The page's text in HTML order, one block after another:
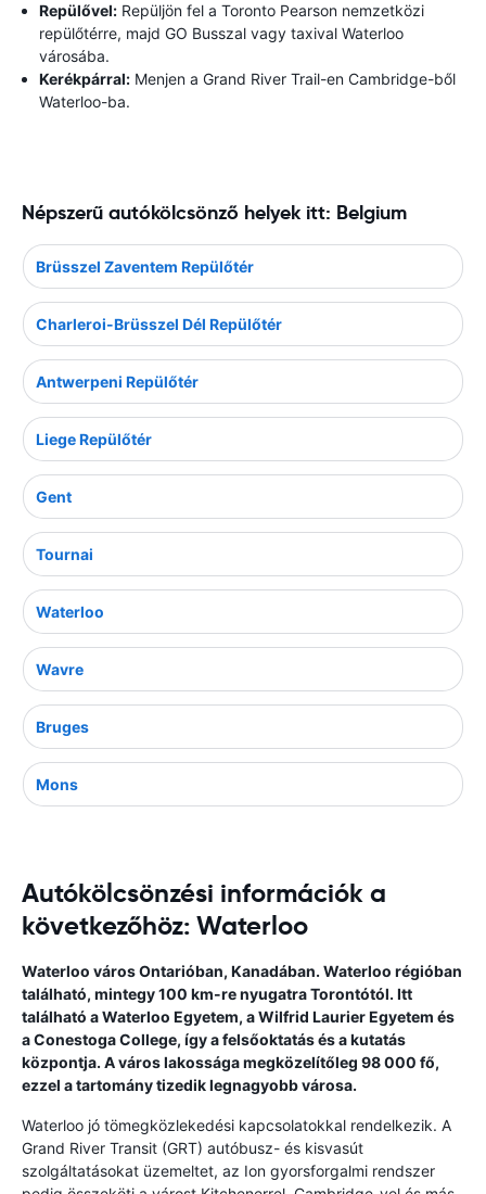
Repülővel: Repüljön fel a Toronto Pearson nemzetközi
repülőtérre, majd GO Busszal vagy taxival Waterloo
városába.
Kerékpárral: Menjen a Grand River Trail-en Cambridge-ből
Waterloo-ba.
Népszerű autókölcsönző helyek itt: Belgium
Brüsszel Zaventem Repülőtér
Charleroi-Brüsszel Dél Repülőtér
Antwerpeni Repülőtér
Liege Repülőtér
Gent
Tournai
Waterloo
Wavre
Bruges
Mons
Autókölcsönzési információk a
következőhöz: Waterloo
Waterloo város Ontarióban, Kanadában. Waterloo régióban
található, mintegy 100 km-re nyugatra Torontótól. Itt
található a Waterloo Egyetem, a Wilfrid Laurier Egyetem és
a Conestoga College, így a felsőoktatás és a kutatás
központja. A város lakossága megközelítőleg 98 000 fő,
ezzel a tartomány tizedik legnagyobb városa.
Waterloo jó tömegközlekedési kapcsolatokkal rendelkezik. A
Grand River Transit (GRT) autóbusz- és kisvasút
szolgáltatásokat üzemeltet, az Ion gyorsforgalmi rendszer